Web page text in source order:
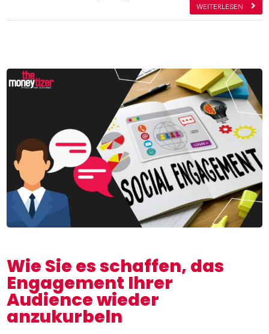
WEITERLESEN
Read more
Wie Sie es schaffen, das
Engagement Ihrer
Audience wieder
anzukurbeln